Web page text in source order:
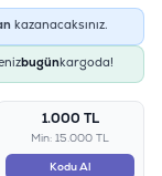
kazanacaksınız.
bugünkargoda!
1.000 TL
Min: 15.000 TL
Kodu Al